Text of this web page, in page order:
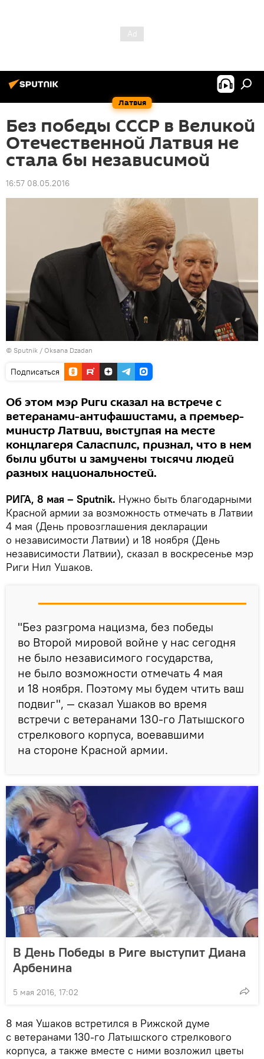
Латвия
Без победы СССР в Великой
Отечественной Латвия не
стала бы независимой
16:57 08.05.2016
© Sputnik / Oksana Dzadan
Подписаться
Об этом мэр Риги сказал на встрече с
ветеранами-антифашистами, а премьер-
министр Латвии, выступая на месте
концлагеря Саласпилс, признал, что в нем
были убиты и замучены тысячи людей
разных национальностей.
РИГА, 8 мая – Sputnik. Нужно быть благодарными
Красной армии за возможность отмечать в Латвии
4 мая (День провозглашения декларации
о независимости Латвии) и 18 ноября (День
независимости Латвии), сказал в воскресенье мэр
Риги Нил Ушаков.
"Без разгрома нацизма, без победы
во Второй мировой войне у нас сегодня
не было независимого государства,
не было возможности отмечать 4 мая
и 18 ноября. Поэтому мы будем чтить ваш
подвиг", — сказал Ушаков во время
встречи с ветеранами 130-го Латышского
стрелкового корпуса, воевавшими
на стороне Красной армии.
В День Победы в Риге выступит Диана
Арбенина
5 мая 2016, 17:02
8 мая Ушаков встретился в Рижской думе
с ветеранами 130-го Латышского стрелкового
корпуса, а также вместе с ними возложил цветы